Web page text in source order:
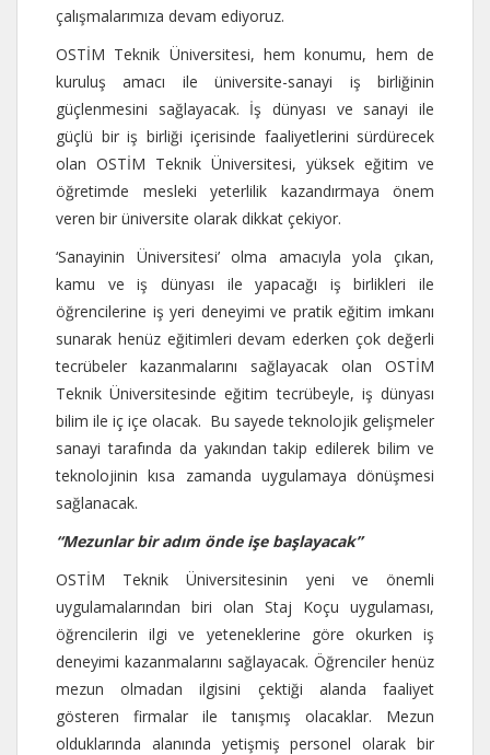
çalışmalarımıza devam ediyoruz.
OSTİM Teknik Üniversitesi, hem konumu, hem de
kuruluş amacı ile üniversite-sanayi iş birliğinin
güçlenmesini sağlayacak. İş dünyası ve sanayi ile
güçlü bir iş birliği içerisinde faaliyetlerini sürdürecek
olan OSTİM Teknik Üniversitesi, yüksek eğitim ve
öğretimde mesleki yeterlilik kazandırmaya önem
veren bir üniversite olarak dikkat çekiyor.
‘Sanayinin Üniversitesi’ olma amacıyla yola çıkan,
kamu ve iş dünyası ile yapacağı iş birlikleri ile
öğrencilerine iş yeri deneyimi ve pratik eğitim imkanı
sunarak henüz eğitimleri devam ederken çok değerli
tecrübeler kazanmalarını sağlayacak olan OSTİM
Teknik Üniversitesinde eğitim tecrübeyle, iş dünyası
bilim ile iç içe olacak. Bu sayede teknolojik gelişmeler
sanayi tarafında da yakından takip edilerek bilim ve
teknolojinin kısa zamanda uygulamaya dönüşmesi
sağlanacak.
“Mezunlar bir adım önde işe başlayacak”
OSTİM Teknik Üniversitesinin yeni ve önemli
uygulamalarından biri olan Staj Koçu uygulaması,
öğrencilerin ilgi ve yeteneklerine göre okurken iş
deneyimi kazanmalarını sağlayacak. Öğrenciler henüz
mezun olmadan ilgisini çektiği alanda faaliyet
gösteren firmalar ile tanışmış olacaklar. Mezun
olduklarında alanında yetişmiş personel olarak bir